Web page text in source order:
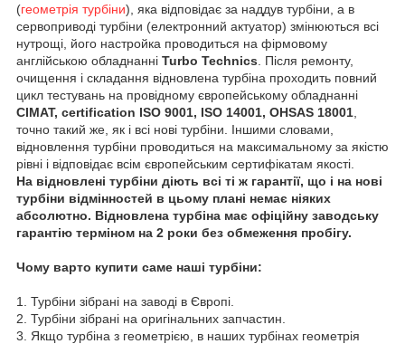
(геометрія турбіни), яка відповідає за наддув турбіни, а в
сервоприводі турбіни (електронний актуатор) змінюються всі
нутрощі, його настройка проводиться на фірмовому
англійською обладнанні Turbo Technics . Після ремонту,
очищення і складання відновлена турбіна проходить повний
цикл тестувань на провідному європейському обладнанні
CIMAT, certification ISO 9001, ISO 14001, OHSAS 18001
точно такий же, як і всі нові турбіни. Іншими словами,
відновлення турбіни проводиться на максимальному за якістю
рівні і відповідає всім європейським сертифікатам якості.
На відновлені турбіни діють всі ті ж гарантії, що і на нові
турбіни відмінностей в цьому плані немає ніяких
абсолютно. Відновлена турбіна має офіційну заводську
гарантію терміном на 2 роки без обмеження пробігу.
Чому варто купити саме наші турбіни:
1. Турбіни зібрані на заводі в Європі.
2. Турбіни зібрані на оригінальних запчастин.
3. Якщо турбіна з геометрією, в наших турбінах геометрія